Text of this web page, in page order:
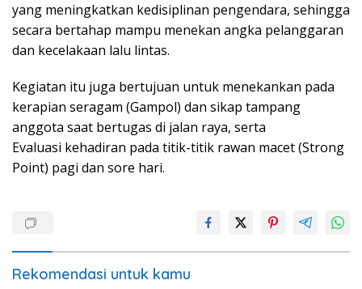
yang meningkatkan kedisiplinan pengendara, sehingga
secara bertahap mampu menekan angka pelanggaran
dan kecelakaan lalu lintas.
Kegiatan itu juga bertujuan untuk menekankan pada
kerapian seragam (Gampol) dan sikap tampang
anggota saat bertugas di jalan raya, serta
Evaluasi kehadiran pada titik-titik rawan macet (Strong
Point) pagi dan sore hari.
Rekomendasi untuk kamu